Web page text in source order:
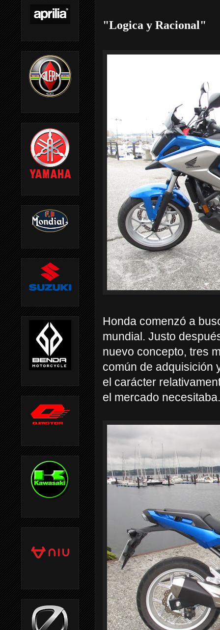
"Logica y Racional"
Honda comenzó a
mundial. Justo
nuevo concepto, tres
común de adquisición
el carácter
el mercado necesitaba.